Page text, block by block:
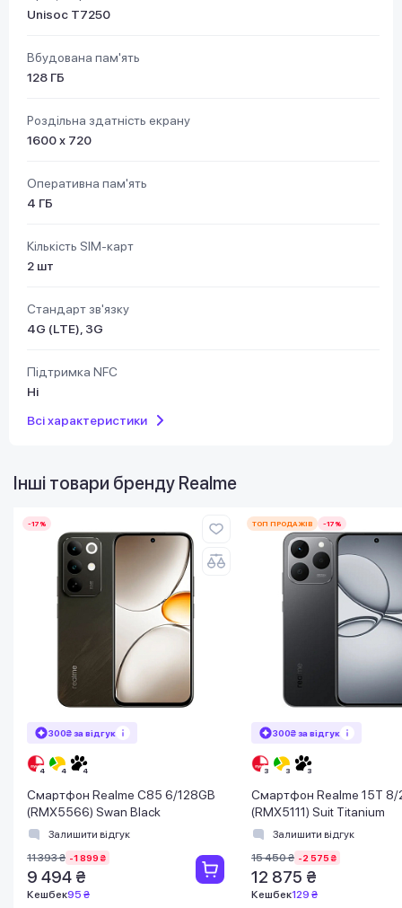
Unisoc T7250
Вбудована пам'ять
128 ГБ
Роздільна здатність екрану
1600 х 720
Оперативна пам'ять
4 ГБ
Кількість SIM-карт
2 шт
Стандарт зв'язку
4G (LTE), 3G
Підтримка NFC
Ні
Всі характеристики
Інші товари бренду Realme
-17%
300₴ за відгук
Смартфон Realme C85 6/128GB
(RMX5566) Swan Black
Залишити відгук
11 393 ₴ -1 899 ₴
9 494 ₴
Кешбек95 ₴
ТОП ПРОДАЖІВ -17%
300₴ за відгук
Смартфон Realme 15T 8/
(RMX5111) Suit Titanium
Залишити відгук
15 450 ₴ -2 575 ₴
12 875 ₴
Кешбек129 ₴